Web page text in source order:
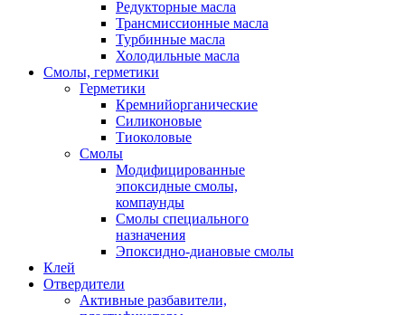
Редукторные масла
Трансмиссионные масла
Турбинные масла
Холодильные масла
Смолы, герметики
Герметики
Кремнийорганические
Силиконовые
Тиоколовые
Смолы
Модифицированные
эпоксидные смолы,
компаунды
Смолы специального
назначения
Эпоксидно-диановые смолы
Клей
Отвердители
Активные разбавители,